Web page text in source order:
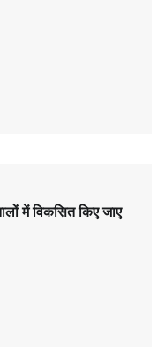
में विकसित किए जाए